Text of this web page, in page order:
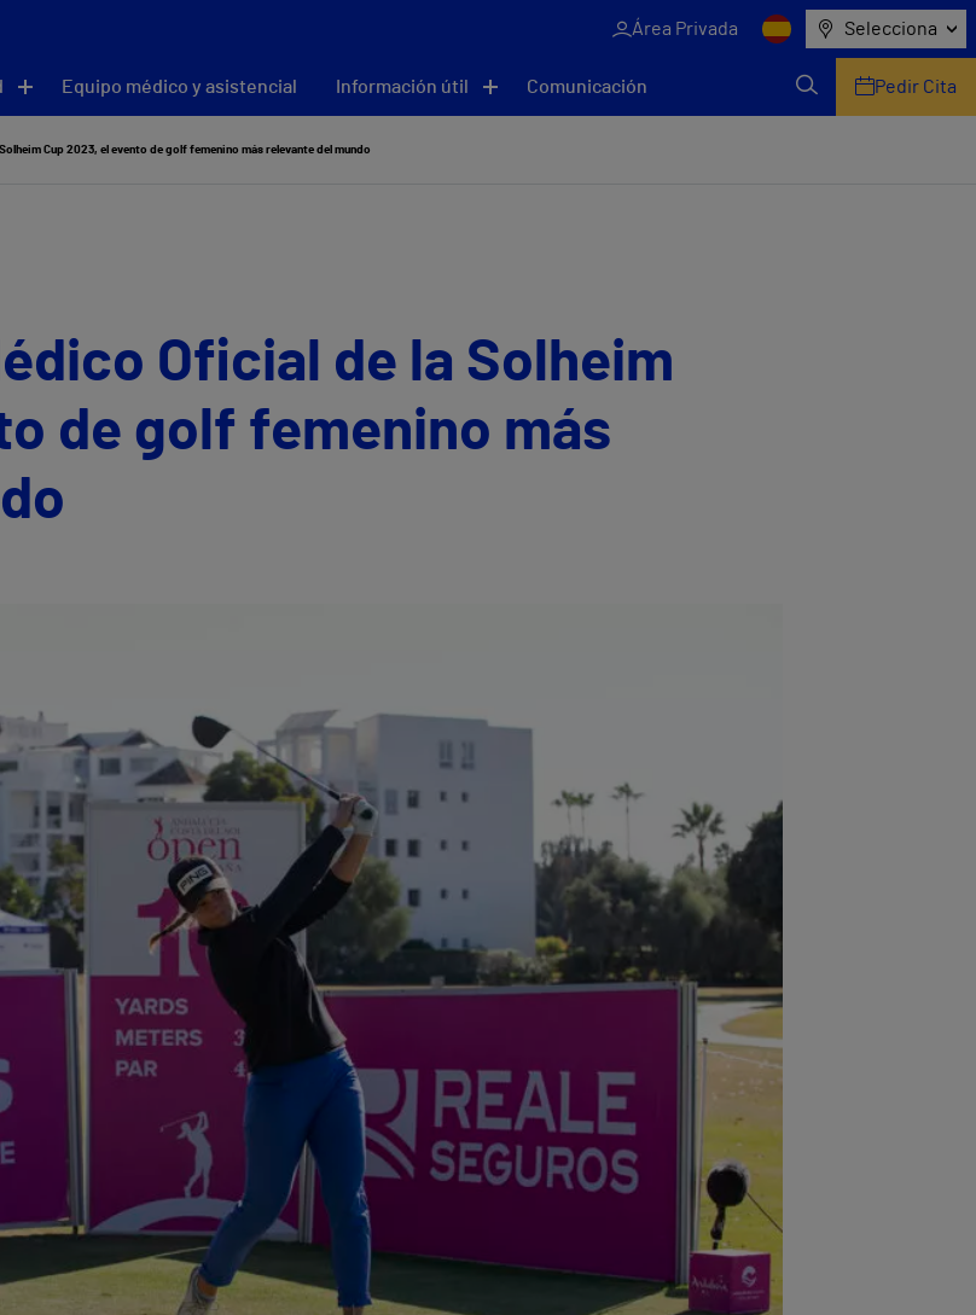
Área Privada Selecciona
Equipo médico y asistencial Información útil Comunicación Pedir Cita
Cup 2023, el evento de golf femenino más relevante del mundo
Oficial de la Solheim
de golf femenino más